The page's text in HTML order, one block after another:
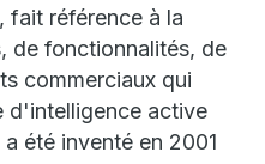
fait référence à la
de fonctionnalités, de
commerciaux qui
d'intelligence active
été inventé en 2001